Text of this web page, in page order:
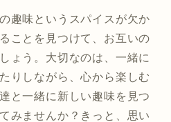
趣味というスパイスが欠か
ことを見つけて、お互いの
ょう。大切なのは、一緒に
りしながら、心から楽しむ
と一緒に新しい趣味を見つ
みませんか？きっと、思い